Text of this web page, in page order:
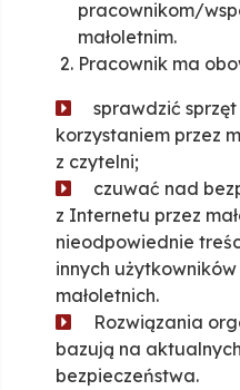
pracownikom/
małoletnim.
Pracownik ma
sprawdzić
korzystaniem przez
z czytelni;
czuwać nad
z Internetu przez
nieodpowiednie
innych
małoletnich.
Rozwiązania
bazują na
bezpieczeństwa.